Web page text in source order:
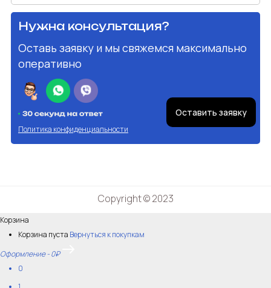
Нужна консультация?
Оставь заявку и мы свяжемся максимально
оперативно
Оставить заявку
Политика конфиденциальности
Copyright © 2023
Корзина
Корзина пуста Вернуться к покупкам
Оформление-0₽
0